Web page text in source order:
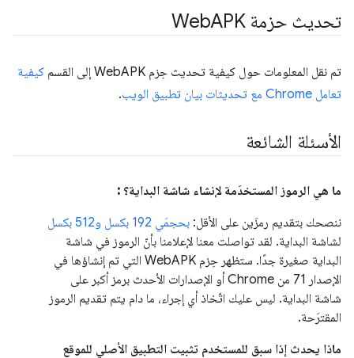
تحديث حزمة WebAPK
تم نقل المعلومات حول كيفية تحديث حِزم WebAPK إلى القسم
كيفية
تعامل Chrome مع تحديثات بيان تطبيق الويب
.
الأسئلة الشائعة
ما هي الرموز المستخدَمة لإنشاء شاشة البداية؟ :
ننصحك بتقديم رمزَين على الأقل: بحجمَي 192 بكسل و512 بكسل
لشاشة البداية. لقد تواصلت معنا لإعلامنا بأنّ الرموز في شاشة
البداية صغيرة جدًا. ستظهر حِزم WebAPK التي تم إنشاؤها في
الإصدار 71 من Chrome أو الإصدارات الأحدث برمز أكبر على
شاشة البداية. ليس عليك اتّخاذ أي إجراء، ما دام يتم تقديم الرموز
المقترَحة.
ماذا يحدث إذا سبق للمستخدم تثبيت التطبيق الأصلي للموقع